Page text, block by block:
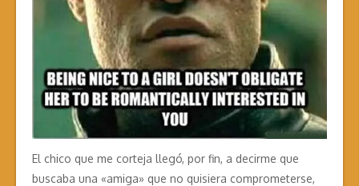
El chico que me corteja llegó, por fin, a decirme que
buscaba una «amiga» que no quisiera comprometerse,